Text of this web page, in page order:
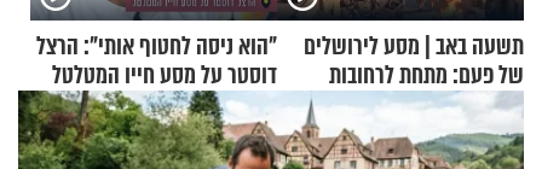
תשעה באב | מסע לירושלים
של פעם: מתחת לרחובות
ירושלים
"הוא ניסה לחטוף אותי": הרצל
דוסטר על מסע חייו המטלטל